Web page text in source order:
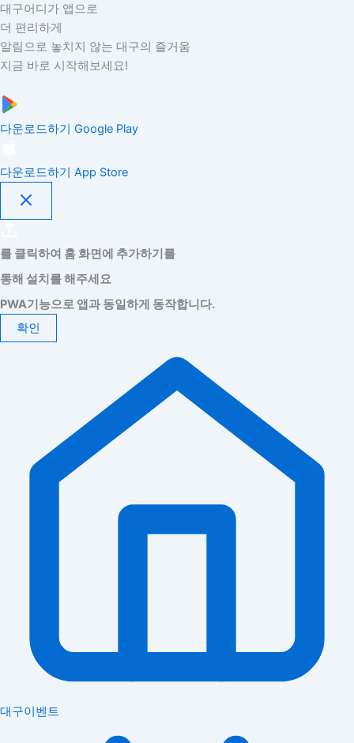
대구어디가 앱으로
더 편리하게
알림으로 놓치지 않는 대구의 즐거움
지금 바로 시작해보세요!
다운로드하기 Google Play
다운로드하기 App Store
를 클릭하여 홈 화면에 추가하기를
통해 설치를 해주세요
PWA기능으로 앱과 동일하게 동작합니다.
확인
대구이벤트